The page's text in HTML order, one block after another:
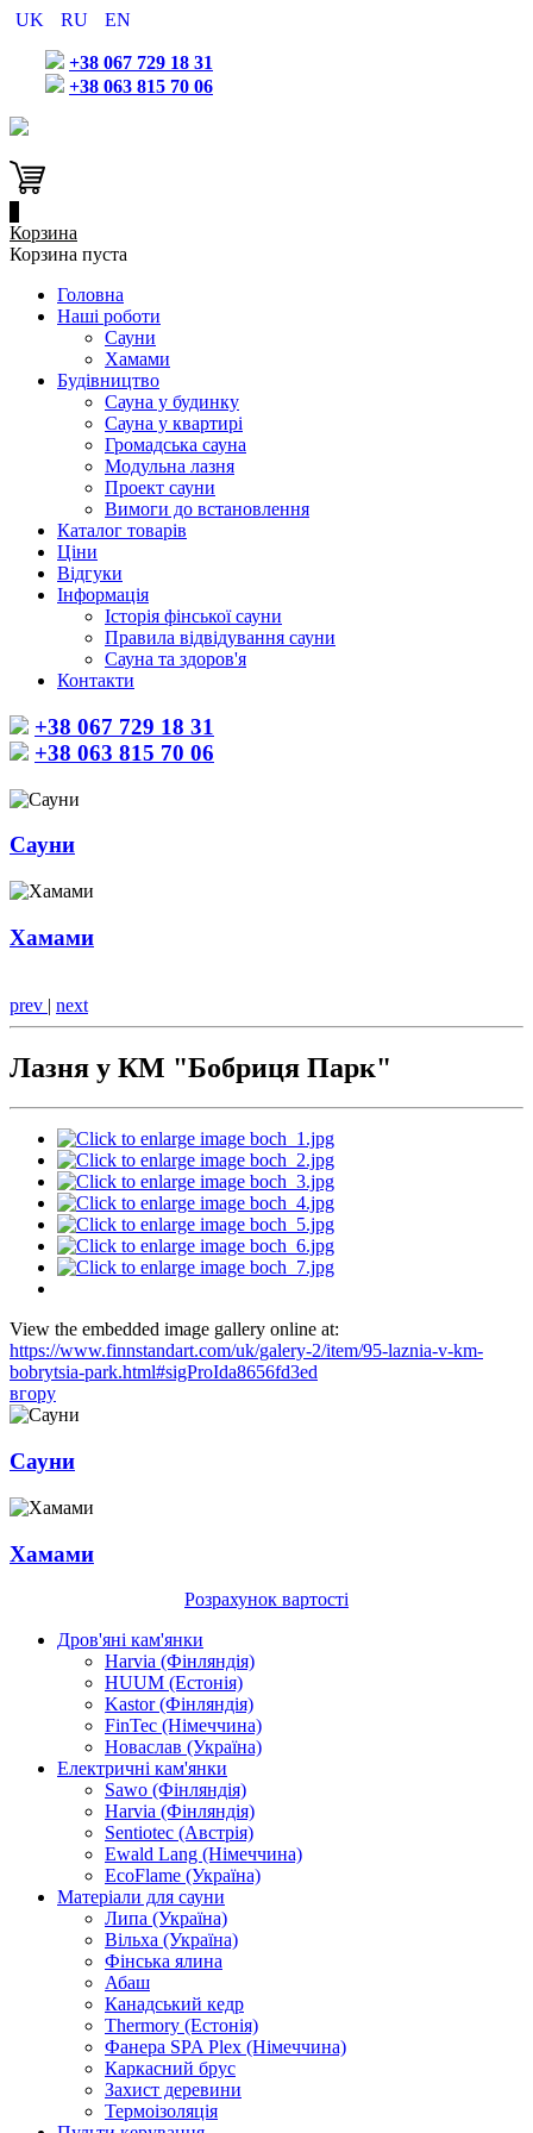
UK RU EN
+38 067 729 18 31
+38 063 815 70 06
Корзина
Корзина пуста
Головна
Наші роботи
Сауни
Хамами
Будівництво
Сауна у будинку
Сауна у квартирі
Громадська сауна
Модульна лазня
Проект сауни
Вимоги до встановлення
Каталог товарів
Ціни
Відгуки
Інформація
Історія фінської сауни
Правила відвідування сауни
Сауна та здоров'я
Контакти
+38 067 729 18 31
+38 063 815 70 06
Сауни
Хамами
prev | next
Лазня у КМ "Бобриця Парк"
View the embedded image gallery online at:
https://www.finnstandart.com/uk/galery-2/item/95-laznia-v-km-
bobrytsia-park.html#sigProIda8656fd3ed
вгору
Сауни
Хамами
Розрахунок вартості
Дров'яні кам'янки
Harvia (Фінляндія)
HUUM (Естонія)
Kastor (Фінляндія)
FinTec (Німеччина)
Новаслав (Україна)
Електричні кам'янки
Sawo (Фінляндія)
Harvia (Фінляндія)
Sentiotec (Австрія)
Ewald Lang (Німеччина)
EcoFlame (Україна)
Матеріали для сауни
Липа (Україна)
Вільха (Україна)
Фінська ялина
Абаш
Канадський кедр
Thermory (Естонія)
Фанера SPA Plex (Німеччина)
Каркасний брус
Захист деревини
Термоізоляція